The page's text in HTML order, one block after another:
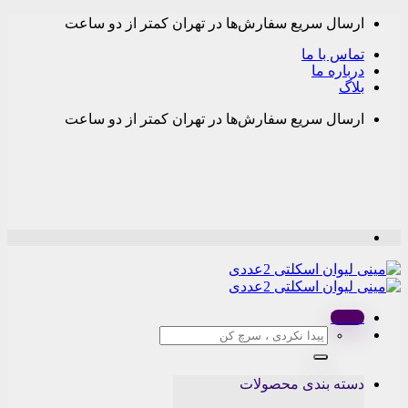
Skip
content
ارسال سریع سفارش‌ها در تهران کمتر از دو ساعت
تماس با ما
درباره ما
بلاگ
ارسال سریع سفارش‌ها در تهران کمتر از دو ساعت
Menu
جستجو
برای:
دسته بندی محصولات